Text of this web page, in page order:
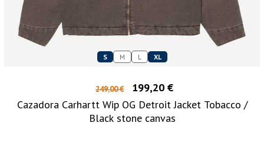
S M L XL
249,00 €
199,20 €
Cazadora Carhartt Wip OG Detroit Jacket Tobacco /
Black stone canvas